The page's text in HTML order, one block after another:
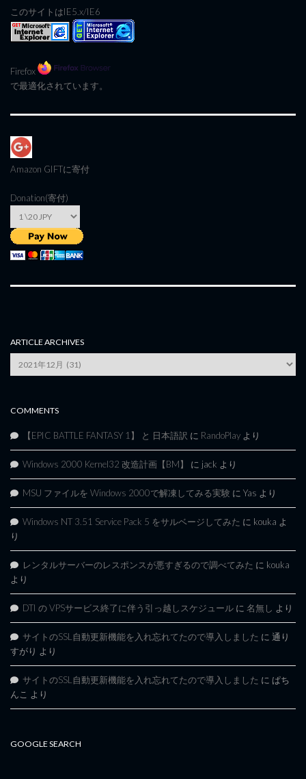
このサイトはIE5.x/IE6
Firefox
で最適化されています。
Amazon GIFTに寄付
Donation(寄付)
ARTICLE ARCHIVES
Archives
COMMENTS
【EPIC BATTLE FANTASY 1】 と 日本語訳 に RandoPlay より
Windows 2000 Kernel32 改造計画【BM】 に jack より
MSU ファイルを Windows 2000で解凍してみる実験 に Yas より
Windows NT 3.51 Service Pack 5 をサルベージしてみた に kouka よ
り
レンタルサーバーのレスポンスが悪すぎるので調べてみた に kouka
より
DTI の VPSサービス終了に伴う引っ越しスケジュール に 名無し より
サイトのSSL自動更新機能を入れ忘れてたので導入しました に 通り
すがり より
サイトのSSL自動更新機能を入れ忘れてたので導入しました に ぱち
んこ より
GOOGLE SEARCH